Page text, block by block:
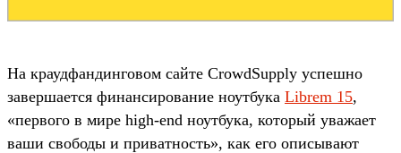
На краудфандинговом сайте CrowdSupply успешно
завершается финансирование ноутбука Librem 15,
«первого в мире high-end ноутбука, который уважает
ваши свободы и приватность», как его описывают